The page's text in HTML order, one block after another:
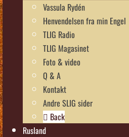
Vassula Rydén
Henvendelsen fra min Engel
TLIG Radio
TLIG Magasinet
Foto & video
Q & A
Kontakt
Andre SLIG sider
Back
Rusland